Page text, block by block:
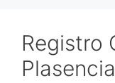
Registro
Plasencia